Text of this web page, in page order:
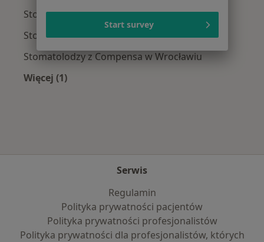
Stomatolodzy z Medicover w Wrocławiu
Stomatolodzy z INTER Polska w Wrocławiu
Stomatolodzy z Compensa w Wrocławiu
Więcej (1)
Serwis
Regulamin
Polityka prywatności pacjentów
Polityka prywatności profesjonalistów
Polityka prywatności dla profesjonalistów, których
Start survey